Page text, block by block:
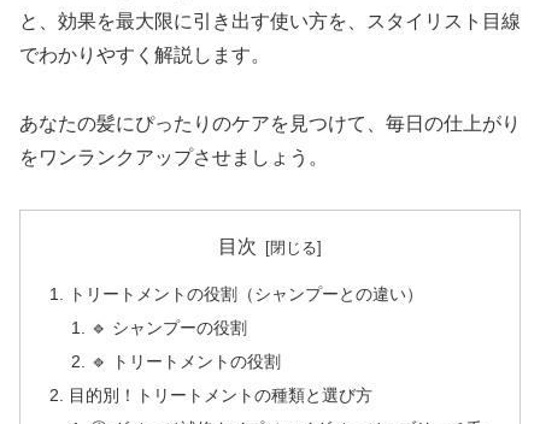
と、効果を最大限に引き出す使い方を、スタイリスト目線
でわかりやすく解説します。
あなたの髪にぴったりのケアを見つけて、毎日の仕上がり
をワンランクアップさせましょう。
目次
トリートメントの役割（シャンプーとの違い）
🔹 シャンプーの役割
🔹 トリートメントの役割
目的別！トリートメントの種類と選び方